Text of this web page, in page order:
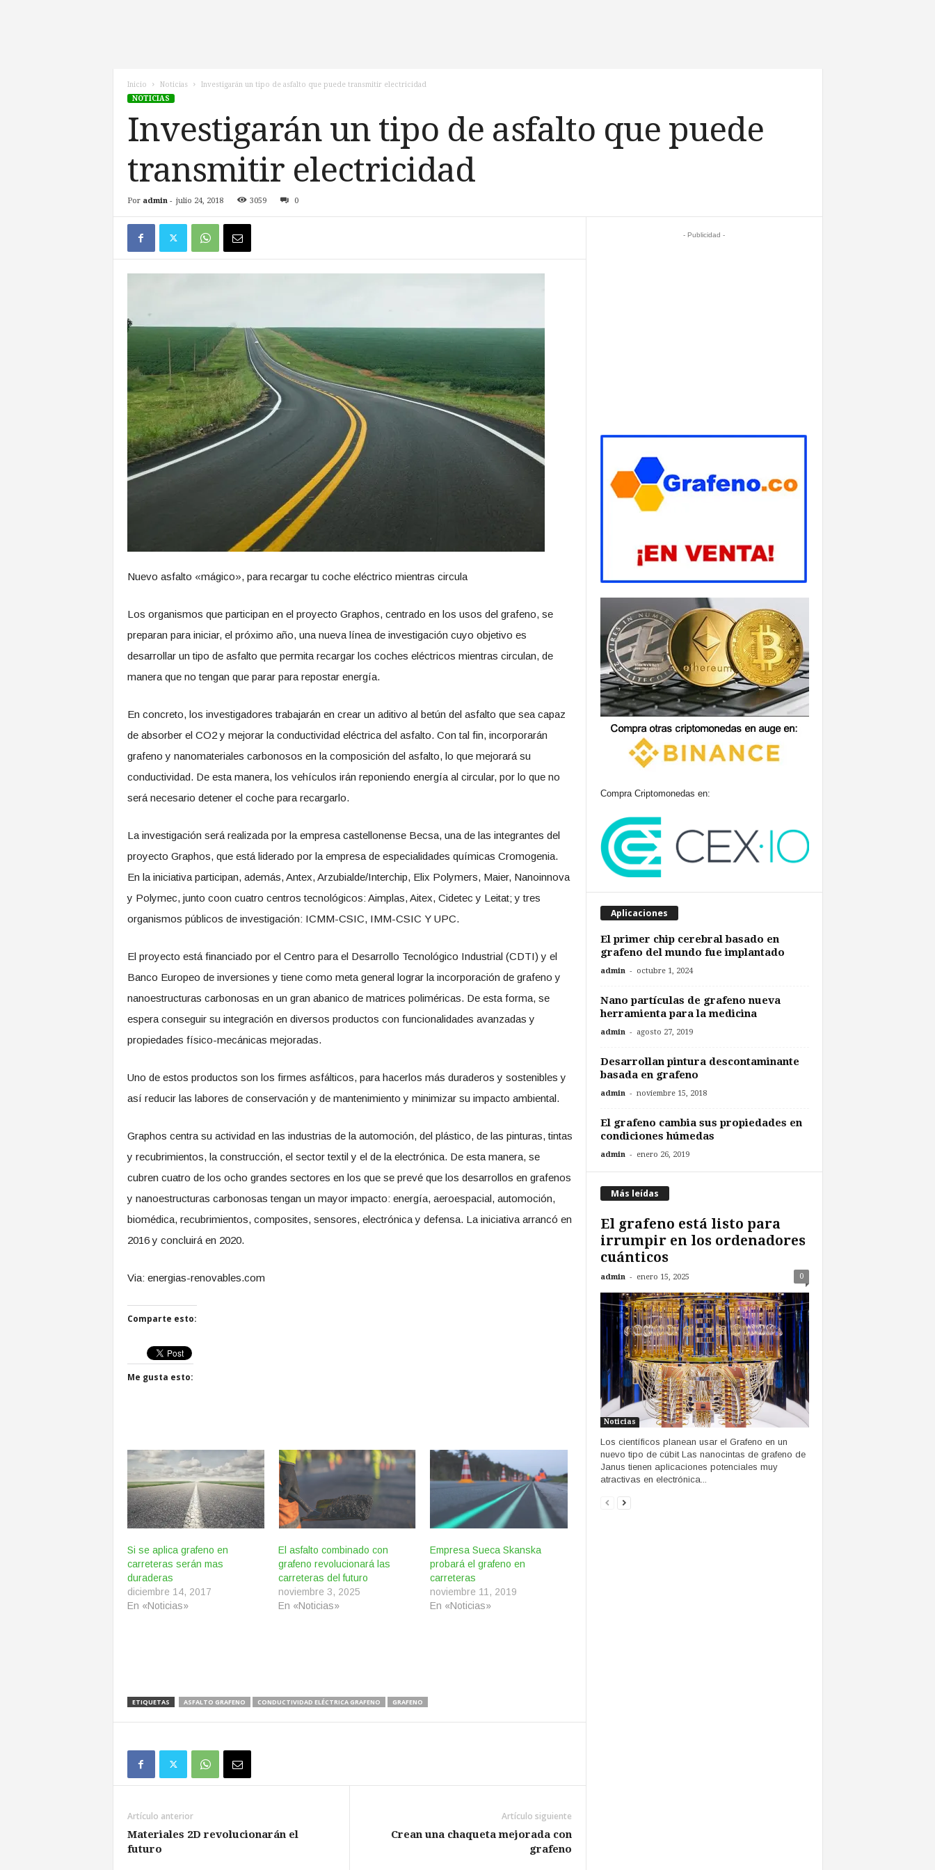
Inicio Noticias
Investigarán un tipo de asfalto que puede transmitir electricidad
NOTICIAS
Investigarán un tipo de asfalto que puede
transmitir electricidad
Por admin- julio 24, 2018 3059 0
Nuevo asfalto «mágico», para recargar tu coche eléctrico mientras circula
Los organismos que participan en el proyecto Graphos, centrado en los usos del grafeno, se
preparan para iniciar, el próximo año, una nueva línea de investigación cuyo objetivo es
desarrollar un tipo de asfalto que permita recargar los coches eléctricos mientras circulan, de
manera que no tengan que parar para repostar energía.
En concreto, los investigadores trabajarán en crear un aditivo al betún del asfalto que sea capaz
de absorber el CO2 y mejorar la conductividad eléctrica del asfalto. Con tal fin, incorporarán
grafeno y nanomateriales carbonosos en la composición del asfalto, lo que mejorará su
conductividad. De esta manera, los vehículos irán reponiendo energía al circular, por lo que no
será necesario detener el coche para recargarlo.
La investigación será realizada por la empresa castellonense Becsa, una de las integrantes del
proyecto Graphos, que está liderado por la empresa de especialidades químicas Cromogenia.
En la iniciativa participan, además, Antex, Arzubialde/Interchip, Elix Polymers, Maier, Nanoinnova
y Polymec, junto coon cuatro centros tecnológicos: Aimplas, Aitex, Cidetec y Leitat; y tres
organismos públicos de investigación: ICMM-CSIC, IMM-CSIC Y UPC.
El proyecto está financiado por el Centro para el Desarrollo Tecnológico Industrial (CDTI) y el
Banco Europeo de inversiones y tiene como meta general lograr la incorporación de grafeno y
nanoestructuras carbonosas en un gran abanico de matrices poliméricas. De esta forma, se
espera conseguir su integración en diversos productos con funcionalidades avanzadas y
propiedades físico-mecánicas mejoradas.
Uno de estos productos son los firmes asfálticos, para hacerlos más duraderos y sostenibles y
así reducir las labores de conservación y de mantenimiento y minimizar su impacto ambiental.
Graphos centra su actividad en las industrias de la automoción, del plástico, de las pinturas, tintas
y recubrimientos, la construcción, el sector textil y el de la electrónica. De esta manera, se
cubren cuatro de los ocho grandes sectores en los que se prevé que los desarrollos en grafenos
y nanoestructuras carbonosas tengan un mayor impacto: energía, aeroespacial, automoción,
biomédica, recubrimientos, composites, sensores, electrónica y defensa. La iniciativa arrancó en
2016 y concluirá en 2020.
Via: energias-renovables.com
Comparte esto:
Me gusta esto:
Si se aplica grafeno en
carreteras serán mas
duraderas
diciembre 14, 2017
En «Noticias»
El asfalto combinado con
grafeno revolucionará las
carreteras del futuro
noviembre 3, 2025
En «Noticias»
Empresa Sueca Skanska
probará el grafeno en
carreteras
noviembre 11, 2019
En «Noticias»
ETIQUETAS ASFALTO GRAFENO CONDUCTIVIDAD ELÉCTRICA GRAFENO GRAFENO
Artículo anterior
Materiales 2D revolucionarán el
futuro
Artículo siguiente
Crean una chaqueta mejorada con
grafeno
- Publicidad -
Compra Criptomonedas en:
Aplicaciones
El primer chip cerebral basado en
grafeno del mundo fue implantado
admin - octubre 1, 2024
Nano partículas de grafeno nueva
herramienta para la medicina
admin - agosto 27, 2019
Desarrollan pintura descontaminante
basada en grafeno
admin - noviembre 15, 2018
El grafeno cambia sus propiedades en
condiciones húmedas
admin - enero 26, 2019
Más leídas
El grafeno está listo para
irrumpir en los ordenadores
cuánticos
admin - enero 15, 2025 0
Noticias
Los científicos planean usar el Grafeno en un
nuevo tipo de cúbit Las nanocintas de grafeno de
Janus tienen aplicaciones potenciales muy
atractivas en electrónica...